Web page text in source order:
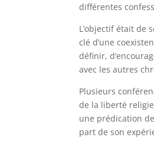
différentes
L’objectif était de
clé d’une
définir,
avec les autres
Plusieurs
de la liberté
une prédication
part de son